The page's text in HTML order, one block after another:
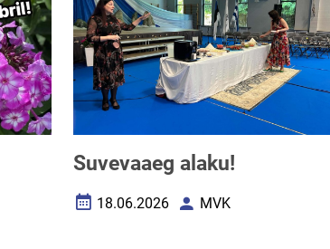
Suvevaaeg alaku!
Loomise kuupäev
18.06.2026 AutorMVK